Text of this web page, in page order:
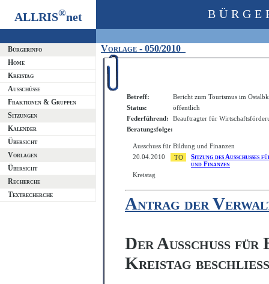
ALLRIS®net
Bürgerinfo
Home
Kreistag
Ausschüsse
Fraktionen & Gruppen
Sitzungen
Kalender
Übersicht
Vorlagen
Übersicht
Recherche
Textrecherche
Vorlage - 050/2010
Betreff:
Bericht zum Tourismus im
Status:
öffentlich
Federführend:
Beauftragter für
Beratungsfolge:
Ausschuss für Bildung und Finanzen
20.04.2010
Sitzung des Ausschusses
und Finanzen
Kreistag
Antrag der
Der Ausschuss für
Kreistag